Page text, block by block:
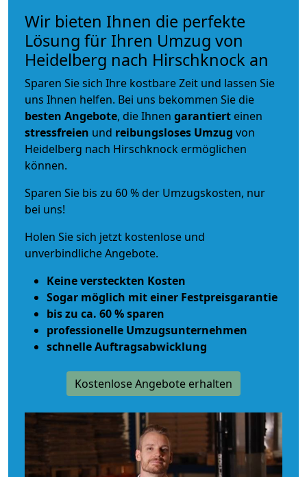
Wir bieten Ihnen die perfekte
Lösung für Ihren Umzug von
Heidelberg nach Hirschknock an
Sparen Sie sich Ihre kostbare Zeit und lassen Sie
uns Ihnen helfen. Bei uns bekommen Sie die
besten Angebote, die Ihnen garantiert einen
stressfreien und reibungsloses Umzug von
Heidelberg nach Hirschknock ermöglichen
können.
Sparen Sie bis zu 60 % der Umzugskosten, nur
bei uns!
Holen Sie sich jetzt kostenlose und
unverbindliche Angebote.
Keine versteckten Kosten
Sogar möglich mit einer Festpreisgarantie
bis zu ca. 60 % sparen
professionelle Umzugsunternehmen
schnelle Auftragsabwicklung
Kostenlose Angebote erhalten